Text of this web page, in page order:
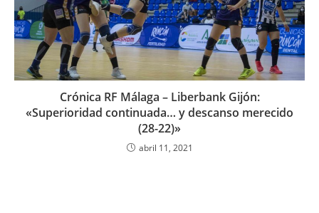
Crónica RF Málaga – Liberbank Gijón:
«Superioridad continuada… y descanso merecido
(28-22)»
abril 11, 2021